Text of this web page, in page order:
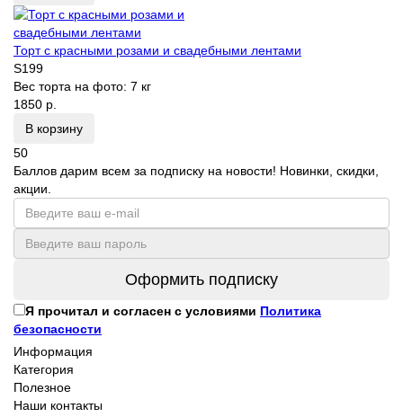
Торт с красными розами и свадебными лентами
S199
Вес торта на фото: 7 кг
1850 р.
В корзину
50
Баллов дарим всем за подписку на новости! Новинки, скидки,
акции.
Оформить подписку
Я прочитал и согласен с условиями Политика
безопасности
Информация
Категория
Полезное
Наши контакты